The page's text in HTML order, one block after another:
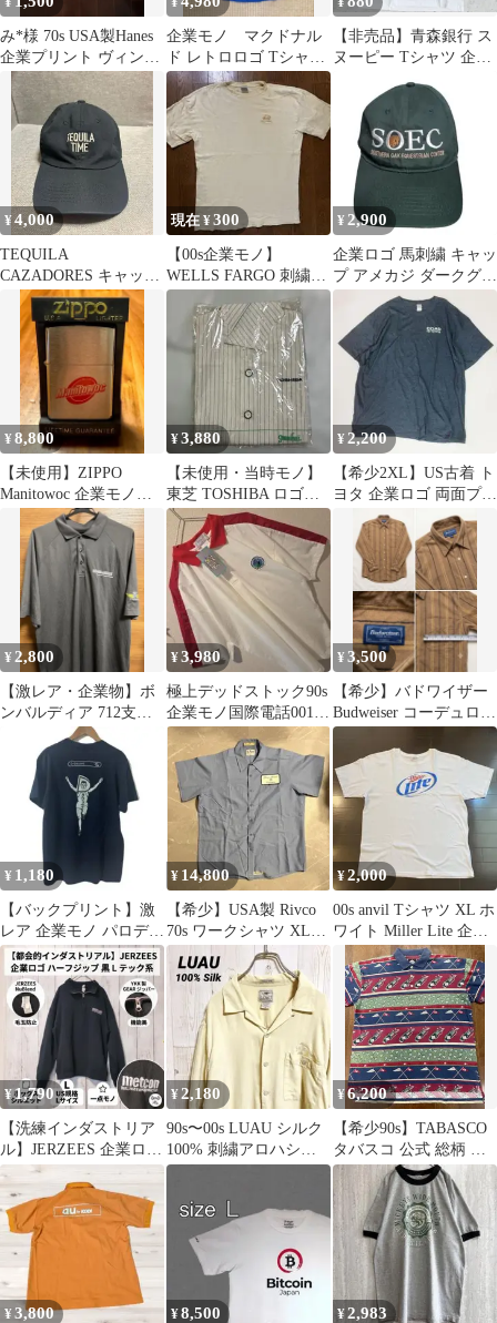
み*様 70s USA製Hanes
企業プリント ヴィンテ
ージ Tシャツ M
企業モノ マクドナル
ド レトロロゴ Tシャツ
ブルー 青 S-R
⁠【非売品】青森銀行 ス
ヌーピー Tシャツ 企業
¥4,000
TEQUILA
CAZADORES キャップ
帽子 ブラック
現在 ¥300
【00s企業モノ】
WELLS FARGO 刺繍ロ
ゴ KP44 リブTシャツ
¥ 2,900
企業ロゴ 馬刺繍 キャッ
プ アメカジ ダークグリ
ーン 古着
¥8,800
【未使用】ZIPPO
Manitowoc 企業モノ
1997年製 ヴィンテージ
¥3,880
【未使用・当時モノ】
東芝 TOSHIBA ロゴ刺
繍 半袖ストライプシャ
ツ 2L
¥2,200
【希少2XL】US古着 ト
ヨタ 企業ロゴ 両面プリ
ント Tシャツ 霜降り
¥ 2,800
【激レア・企業物】ボ
ンバルディア 712支部
ワークポロシャツ XL
¥3,980
極上デッドストック90s
企業モノ国際電話001ゴ
ルフポロシャツ刺繍レ
トロXL白赤
¥3,500
【希少】バドワイザー
Budweiser コーデュロイ
ストライプシャツ M
¥ 1,180
【バックプリント】激
レア 企業モノ パロディ
Tシャツ グリコ風オマ
ージュ M
¥ 14,800
【希少】USA製 Rivco
70s ワークシャツ XL企
業モノジャックダニエ
ル
¥2,000
00s anvil Tシャツ XL ホ
ワイト Miller Lite 企業
モノ
¥1,790
【洗練インダストリア
ル】JERZEES 企業ロゴ
ハーフジップ 黒 L テッ
ク
¥2,180
90s〜00s LUAU シルク
100% 刺繍アロハシャ
ツ オウム M
¥6,200
【希少90s】TABASCO
タバスコ 公式 総柄 ゴ
ルフ ポロシャツ Mサイ
ズ
¥3,800 ¥8,500 ¥2,983